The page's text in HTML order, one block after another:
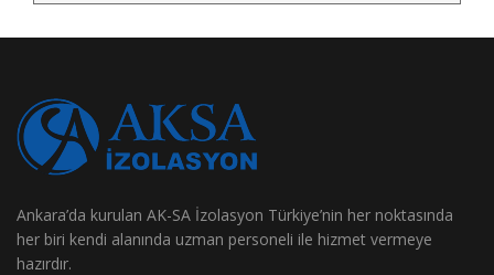
Ankara’da kurulan AK-SA İzolasyon Türkiye’nin her noktasında
her biri kendi alanında uzman personeli ile hizmet vermeye
hazırdır.